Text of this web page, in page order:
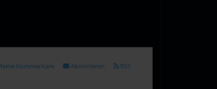
Kommentare Abonnieren RSS